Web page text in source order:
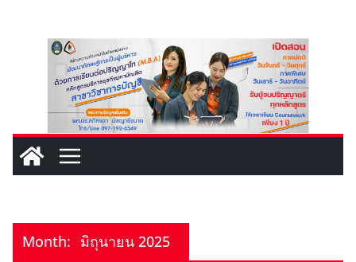
Month: มิถุนายน 2025